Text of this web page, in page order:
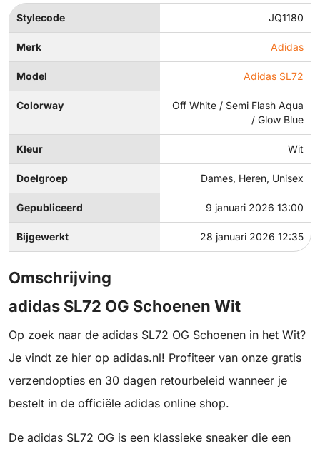
Stylecode JQ1180
Merk Adidas
Model Adidas SL72
Colorway
Off White / Semi Flash Aqua
/ Glow Blue
Kleur Wit
Doelgroep Dames, Heren, Unisex
Gepubliceerd 9 januari 2026 13:00
Bijgewerkt 28 januari 2026 12:35
Omschrijving
adidas SL72 OG Schoenen Wit
Op zoek naar de adidas SL72 OG Schoenen in het Wit?
Je vindt ze hier op adidas.nl! Profiteer van onze gratis
verzendopties en 30 dagen retourbeleid wanneer je
bestelt in de officiële adidas online shop.
De adidas SL72 OG is een klassieke sneaker die een